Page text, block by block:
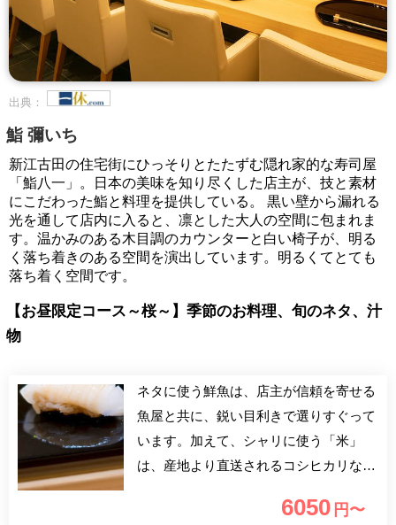
出典：
鮨 彌いち
新江古田の住宅街にひっそりとたたずむ隠れ家的な寿司屋
「鮨八一」。日本の美味を知り尽くした店主が、技と素材
にこだわった鮨と料理を提供している。 黒い壁から漏れる
光を通して店内に入ると、凛とした大人の空間に包まれま
す。温かみのある木目調のカウンターと白い椅子が、明る
く落ち着きのある空間を演出しています。明るくてとても
落ち着く空間です。
【お昼限定コース～桜～】季節のお料理、旬のネタ、汁
物
ネタに使う鮮魚は、店主が信頼を寄せる
魚屋と共に、鋭い目利きで選りすぐって
います。加えて、シャリに使う「米」
は、産地より直送されるコシヒカリなど
ルを含んだ「濾過水」など素材一つ一つ
6050 円〜